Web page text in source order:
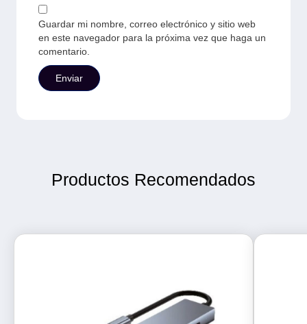
Guardar mi nombre, correo electrónico y sitio web
en este navegador para la próxima vez que haga un
comentario.
Productos Recomendados